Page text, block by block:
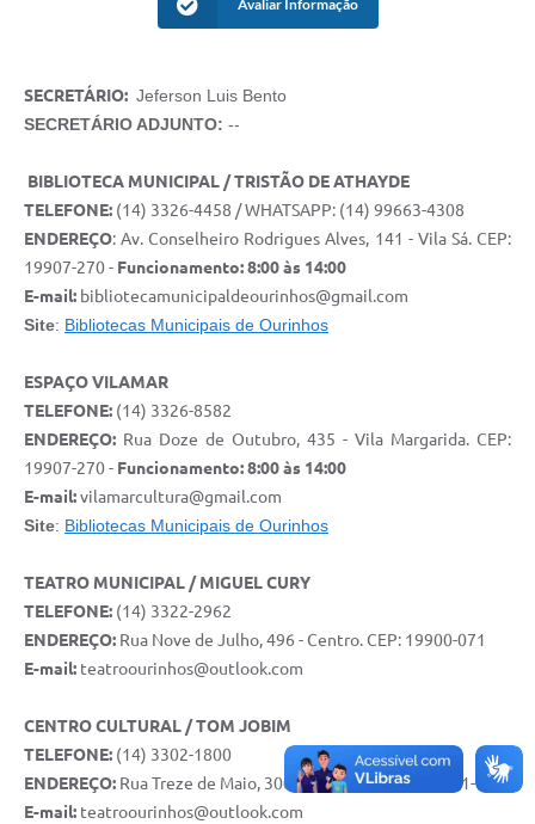
Avaliar Informação
SECRETÁRIO: Jeferson Luis Bento
SECRETÁRIO ADJUNTO: --
BIBLIOTECA MUNICIPAL / TRISTÃO DE ATHAYDE
TELEFONE: (14) 3326-4458 / WHATSAPP: (14) 99663-4308
ENDEREÇO: Av. Conselheiro Rodrigues Alves, 141 - Vila Sá. CEP:
19907-270 - Funcionamento: 8:00 às 14:00
E-mail: bibliotecamunicipaldeourinhos@gmail.com
Site: Bibliotecas Municipais de Ourinhos
ESPAÇO VILAMAR
TELEFONE: (14) 3326-8582
ENDEREÇO: Rua Doze de Outubro, 435 - Vila Margarida. CEP:
19907-270 - Funcionamento: 8:00 às 14:00
E-mail:vilamarcultura@gmail.com
Site: Bibliotecas Municipais de Ourinhos
TEATRO MUNICIPAL / MIGUEL CURY
TELEFONE: (14) 3322-2962
ENDEREÇO: Rua Nove de Julho, 496 - Centro. CEP: 19900-071
E-mail: teatroourinhos@outlook.com
CENTRO CULTURAL / TOM JOBIM
TELEFONE: (14) 3302-1800
ENDEREÇO: Rua Treze de Maio, 300 - Vl. Perino. CEP: 19911-726
E-mail: teatroourinhos@outlook.com